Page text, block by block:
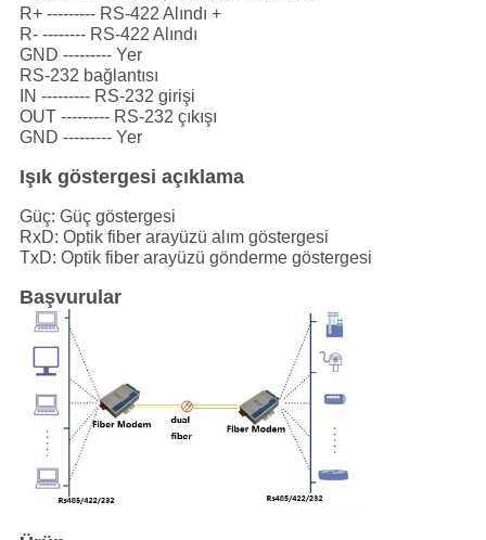
R+ --------- RS-422 Alındı +
R- -------- RS-422 Alındı
GND --------- Yer
RS-232 bağlantısı
IN --------- RS-232 girişi
OUT --------- RS-232 çıkışı
GND --------- Yer
Işık göstergesi açıklama
Güç: Güç göstergesi
RxD: Optik fiber arayüzü alım göstergesi
TxD: Optik fiber arayüzü gönderme göstergesi
Başvurular